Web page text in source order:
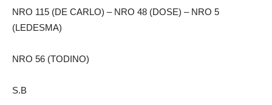
NRO 115 (DE CARLO) – NRO 48 (DOSE) – NRO 5
(LEDESMA)
NRO 56 (TODINO)
S.B